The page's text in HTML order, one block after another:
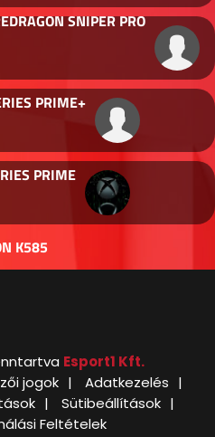
SNIPER PRO
PRIME+
PRIME
K585
Esport1 Kft.
jogok
Adatkezelés
Sütibeállítások
Feltételek